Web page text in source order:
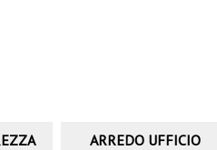
ARREDO UFFICIO